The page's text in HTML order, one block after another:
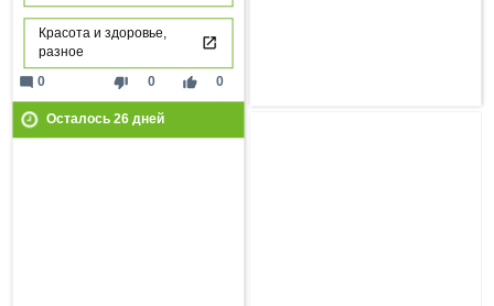
Красота и здоровье,
разное
thumb_down 0 thumb_up 0
mode_comment 0
Осталось 26дней